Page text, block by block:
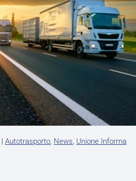
| Autotrasporto, News, Unione Informa